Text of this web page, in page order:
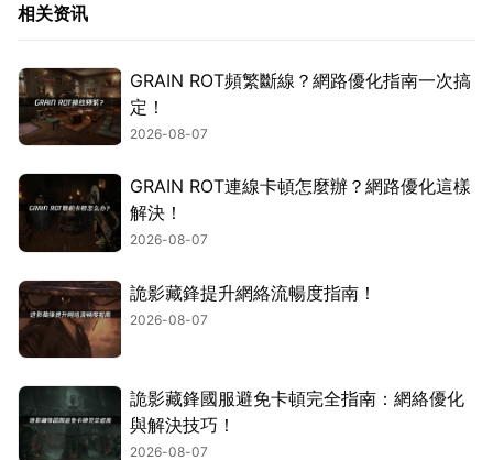
相关资讯
GRAIN ROT頻繁斷線？網路優化指南一次搞
定！
2026-08-07
GRAIN ROT連線卡頓怎麼辦？網路優化這樣
解決！
2026-08-07
詭影藏鋒提升網絡流暢度指南！
2026-08-07
詭影藏鋒國服避免卡頓完全指南：網絡優化
與解決技巧！
2026-08-07